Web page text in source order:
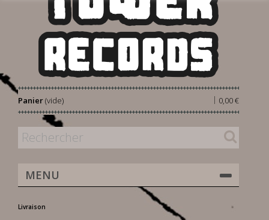
Panier 0,00 €
|
(vide)
MENU
Livraison